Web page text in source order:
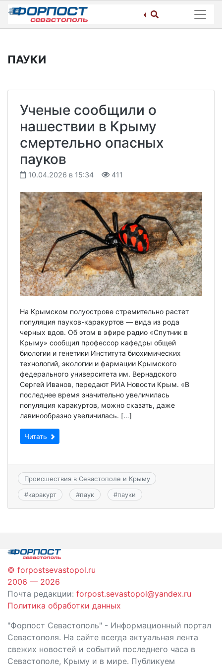
Skip
content
ПАУКИ
Ученые сообщили о
нашествии в Крыму
смертельно опасных
пауков
10.04.2026 в 15:34 411
На Крымском полуострове стремительно растет
популяция пауков-каракуртов — вида из рода
черных вдов. Об этом в эфире радио «Спутник в
Крыму» сообщил профессор кафедры общей
биологии и генетики Института биохимических
технологий, экологии и фармации Крымского
федерального университета им. Вернадского
Сергей Иванов, передают РИА Новости Крым. «В
последнее время значительно увеличилась
популяция каракуртов, можно сказать, даже
лавинообразно увеличилась. […]
Читать
Происшествия в Севастополе и Крыму
#каракурт #паук #пауки
© forpostsevastopol.ru
2006 — 2026
Почта редакции: forpost.sevastopol@yandex.ru
Политика обработки данных
"Форпост Севастополь" - Информационный портал
Севастополя. На сайте всегда актуальная лента
свежих новостей и событий последнего часа в
Севастополе, Крыму и в мире. Публикуем